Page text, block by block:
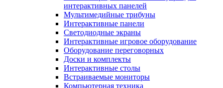
интерактивных панелей
Мультимедийные трибуны
Интерактивные панели
Светодиодные экраны
Интерактивные игровое оборудование
Оборудование переговорных
Доски и комплекты
Интерактивные столы
Встраиваемые мониторы
Компьютерная техника